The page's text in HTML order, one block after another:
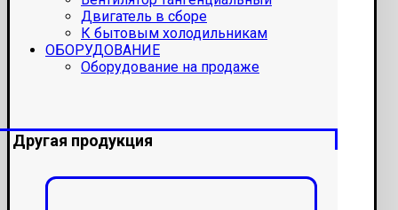
Двигатель в сборе
К бытовым холодильникам
ОБОРУДОВАНИЕ
Оборудование на продаже
Другая продукция